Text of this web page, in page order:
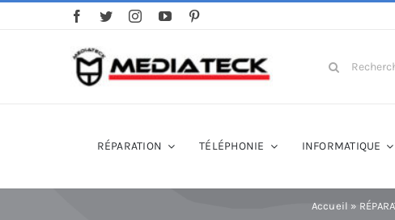
Search
RÉPARATION TÉLÉPHONIE INFORMATIQUE
Accueil »